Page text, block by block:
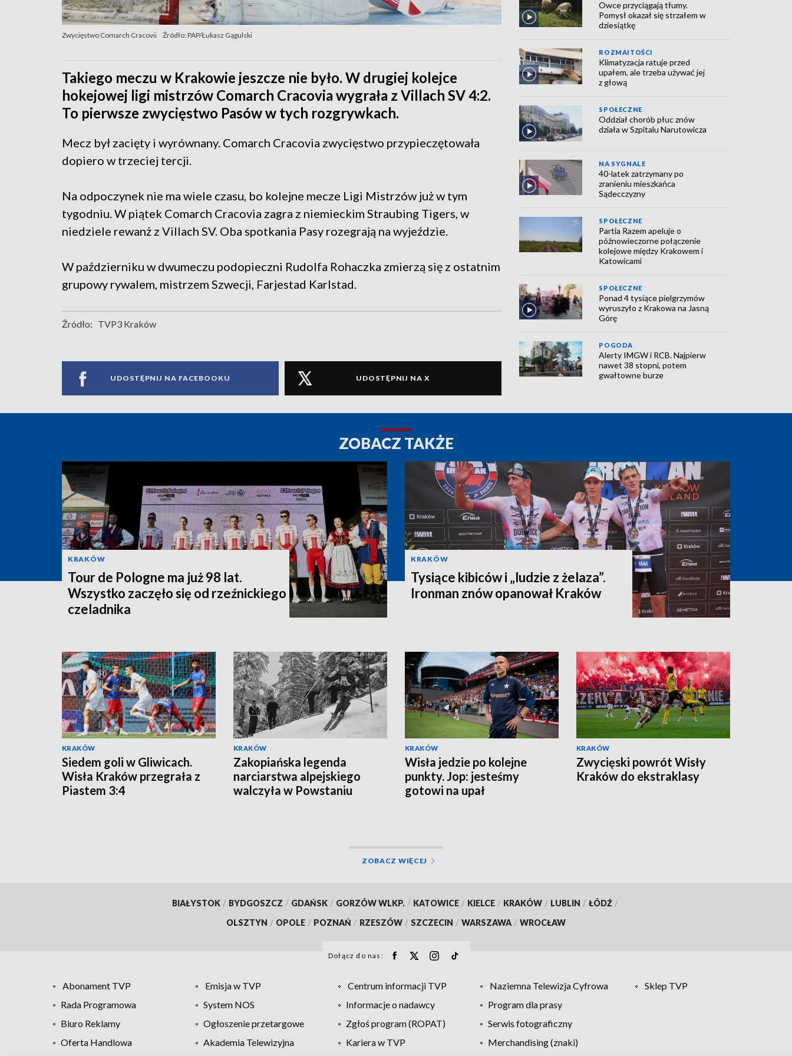
Zwycięstwo Comarch Cracovii Źródło: PAP/Łukasz Gągulski
Takiego meczu w Krakowie jeszcze nie było. W drugiej kolejce
hokejowej ligi mistrzów Comarch Cracovia wygrała z Villach SV 4:2.
To pierwsze zwycięstwo Pasów w tych rozgrywkach.
Mecz był zacięty i wyrównany. Comarch Cracovia zwycięstwo przypieczętowała
dopiero w trzeciej tercji.
Na odpoczynek nie ma wiele czasu, bo kolejne mecze Ligi Mistrzów już w tym
tygodniu. W piątek Comarch Cracovia zagra z niemieckim Straubing Tigers, w
niedziele rewanż z Villach SV. Oba spotkania Pasy rozegrają na wyjeździe.
W październiku w dwumeczu podopieczni Rudolfa Rohaczka zmierzą się z ostatnim
grupowy rywalem, mistrzem Szwecji, Farjestad Karlstad.
Źródło: TVP3 Kraków
UDOSTĘPNIJ NA FACEBOOKU UDOSTĘPNIJ NA X
Owce przyciągają tłumy.
Pomysł okazał się strzałem w
dziesiątkę
ROZMAITOŚCI
Klimatyzacja ratuje przed
upałem, ale trzeba używać jej
z głową
SPOŁECZNE
Oddział chorób płuc znów
działa w Szpitalu Narutowicza
NA SYGNALE
40-latek zatrzymany po
zranieniu mieszkańca
Sądecczyzny
SPOŁECZNE
Partia Razem apeluje o
późnowieczorne połączenie
kolejowe między Krakowem i
Katowicami
SPOŁECZNE
Ponad 4 tysiące pielgrzymów
wyruszyło z Krakowa na Jasną
Górę
POGODA
Alerty IMGW i RCB. Najpierw
nawet 38 stopni, potem
gwałtowne burze
ZOBACZ TAKŻE
KRAKÓW
Tour de Pologne ma już 98 lat.
Wszystko zaczęło się od rzeźnickiego
czeladnika
KRAKÓW
Tysiące kibiców i „ludzie z żelaza”.
Ironman znów opanował Kraków
KRAKÓW
Siedem goli w Gliwicach.
Wisła Kraków przegrała z
Piastem 3:4
KRAKÓW
Zakopiańska legenda
narciarstwa alpejskiego
walczyła w Powstaniu
KRAKÓW
Wisła jedzie po kolejne
punkty. Jop: jesteśmy
gotowi na upał
KRAKÓW
Zwycięski powrót Wisły
Kraków do ekstraklasy
ZOBACZ WIĘCEJ
BIAŁYSTOK / BYDGOSZCZ / GDAŃSK / GORZÓW WLKP. / KATOWICE / KIELCE / KRAKÓW / LUBLIN / ŁÓDŹ /
OLSZTYN / OPOLE / POZNAŃ / RZESZÓW / SZCZECIN / WARSZAWA / WROCŁAW
Dołącz do nas:
Abonament TVP Emisja w TVP Centrum informacji TVP Naziemna Telewizja Cyfrowa
Sklep TVP
Rada Programowa
System NOS Informacje o nadawcy
Program dla prasy
Biuro Reklamy
Ogłoszenie przetargowe Zgłoś program (ROPAT)
Serwis fotograficzny
Oferta Handlowa
Akademia Telewizyjna Kariera w TVP
Merchandising (znaki)